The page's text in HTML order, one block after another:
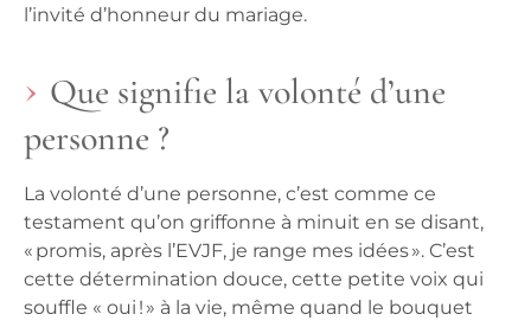
l’invité d’honneur du mariage.
Que signifie la volonté d’une
personne ?
La volonté d’une personne, c’est comme ce
testament qu’on griffonne à minuit en se disant,
« promis, après l’EVJF, je range mes idées ». C’est
cette détermination douce, cette petite voix qui
souffle « oui ! » à la vie, même quand le bouquet